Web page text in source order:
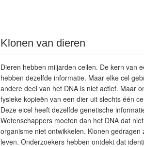
Klonen van dieren
Dieren hebben miljarden cellen. De kern van
hebben dezelfde informatie. Maar elke cel
andere deel van het DNA is niet actief. Maar
fysieke kopieën van een dier uit slechts één
Deze eicel heeft dezelfde genetische
Wetenschappers moeten dan het DNA dat
organisme niet ontwikkelen. Klonen
leven. Onderzoekers hebben ontdekt dat